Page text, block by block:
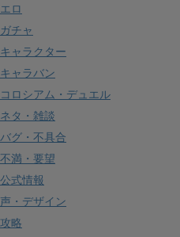
エロ
ガチャ
キャラクター
キャラバン
コロシアム・デュエル
ネタ・雑談
バグ・不具合
不満・要望
公式情報
声・デザイン
攻略